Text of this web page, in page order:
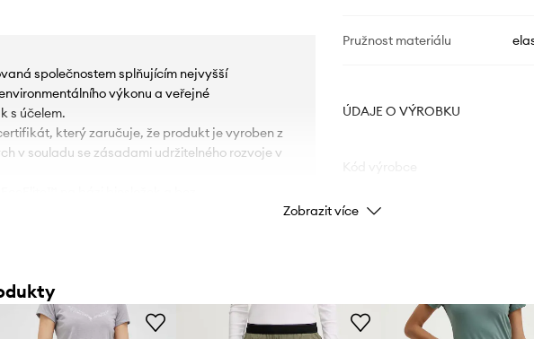
společnostem splňujícím nejvyšší
výkonu a veřejné
s účelem.
který zaručuje, že produkt je vyroben z
v souladu se zásadami udržitelného rozvoje v
trvalý povlak, který zajišťuje odolnost proti vodě
materiálu se silnou vnější vrstvou. Díky
směrů značně zvyšuje pohodlí a neomezuje
Pružnost materiálu
ÚDAJE O VÝROBKU
Barva
ID produktu
Zobrazit více